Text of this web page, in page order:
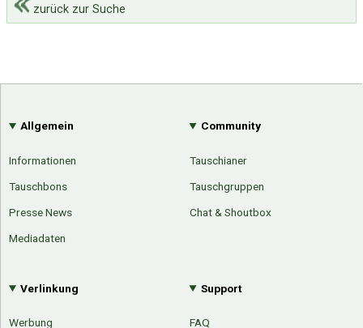
zurück zur Suche
Allgemein
Informationen
Tauschbons
Presse News
Mediadaten
Community
Tauschianer
Tauschgruppen
Chat & Shoutbox
Verlinkung
Werbung
Support
FAQ